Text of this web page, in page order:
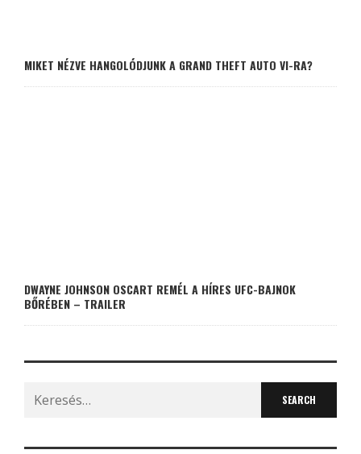
MIKET NÉZVE HANGOLÓDJUNK A GRAND THEFT AUTO VI-RA?
DWAYNE JOHNSON OSCART REMÉL A HÍRES UFC-BAJNOK
BŐRÉBEN – TRAILER
Search
for: